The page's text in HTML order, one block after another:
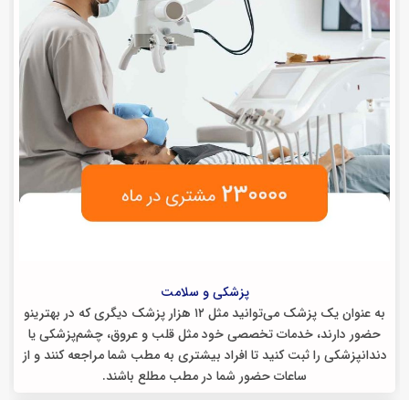
پزشکی و سلامت
به عنوان یک پزشک می‌توانید مثل ۱۲ هزار پزشک دیگری که در بهترینو
حضور دارند، خدمات تخصصی خود مثل قلب و عروق، چشم‌پزشکی یا
دندانپزشکی را ثبت کنید تا افراد بیشتری به مطب شما مراجعه کنند و از
ساعات حضور شما در مطب مطلع باشند.